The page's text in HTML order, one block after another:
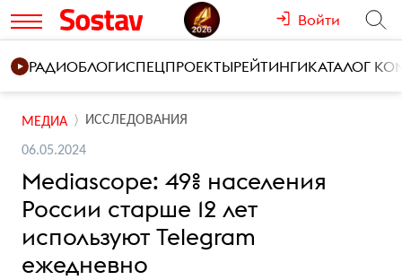
Войти
РАДИОБЛОГИСПЕЦПРОЕКТЫРЕЙТИНГИКАТАЛОГ
МЕДИА ИССЛЕДОВАНИЯ
06.05.2024
Mediascope: 49% населения
России старше 12 лет
используют Telegram
ежедневно